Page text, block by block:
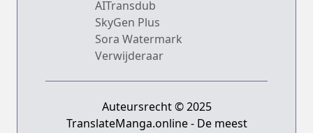
AITransdub
SkyGen Plus
Sora Watermark
Verwijderaar
Auteursrecht © 2025
TranslateManga.online - De meest